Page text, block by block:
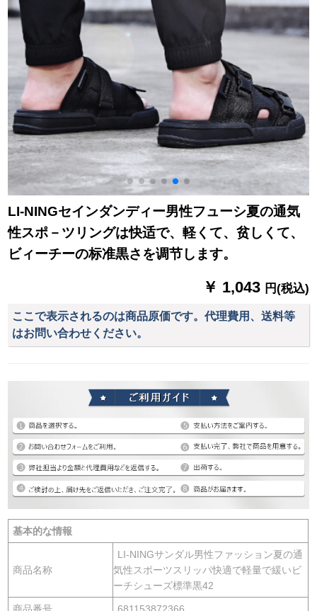
LI-NINGセインダンディー男性フューシ夏の通気
性スポ－ツリングは快适で、軽くて、贫しくて、
ビィーチーの标准黒さを调节します。
￥ 1,043 円(税込)
ここで表示されるのは商品原価です。代理費用、送料等
はお問い合わせください。
基本的な情報
商品名称
LI-NINGサンダル男性ファッション夏の通
気性スポーツスリッパ快適で軽量で緩いビ
ーチシューズ標準黒42